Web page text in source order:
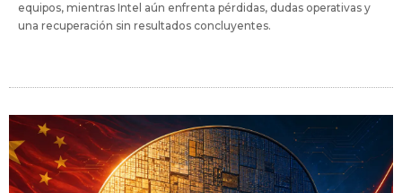
equipos, mientras Intel aún enfrenta pérdidas, dudas operativas y
una recuperación sin resultados concluyentes.